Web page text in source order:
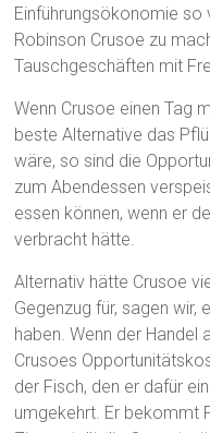
Einführungsökonomie so
Robinson Crusoe zu
Tauschgeschäften mit
Wenn Crusoe einen Tag
beste Alternative das
wäre, so sind die
zum Abendessen
essen können, wenn er
verbracht hätte.
Alternativ hätte Crusoe
Gegenzug für, sagen wir,
haben. Wenn der Handel
Crusoes
der Fisch, den er dafür
umgekehrt. Er bekommt